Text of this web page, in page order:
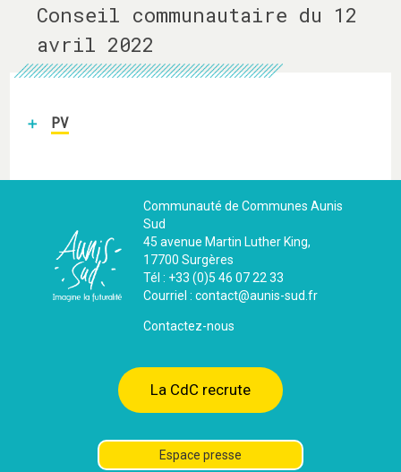
Conseil communautaire du 12
avril 2022
PV
Communauté de Communes Aunis
Sud
45 avenue Martin Luther King,
17700 Surgères
Tél : +33 (0)5 46 07 22 33
Courriel : contact@aunis-sud.fr
Contactez-nous
La CdC recrute
Espace presse